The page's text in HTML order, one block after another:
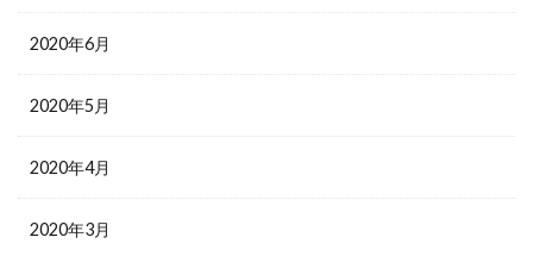
2020年6月
2020年5月
2020年4月
2020年3月